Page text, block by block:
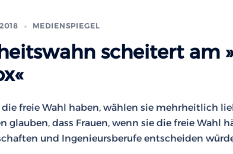
MEDIENSPIEGEL
scheitert am
die freie Wahl haben, wählen sie mehrheitlich
glauben, dass Frauen, wenn sie die freie Wahl
und Ingenieursberufe entscheiden